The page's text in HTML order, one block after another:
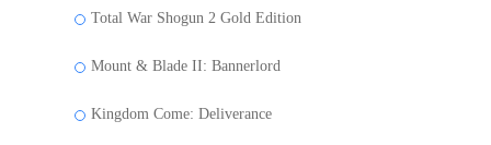
Total War Shogun 2 Gold Edition
Mount & Blade II: Bannerlord
Kingdom Come: Deliverance